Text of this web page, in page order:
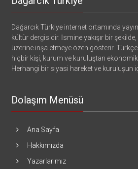
Dağarcık Türkiye internet ortamında
kültür dergisidir. İsmine yakışır bir
üzerine inşa etmeye özen gösterir.
hiçbir kişi, kurum ve kuruluştan ekonomik
Herhangi bir siyasi hareket ve kuruluşun
Dolaşım Menüsü
Ana Sayfa
Hakkımızda
Yazarlarımız